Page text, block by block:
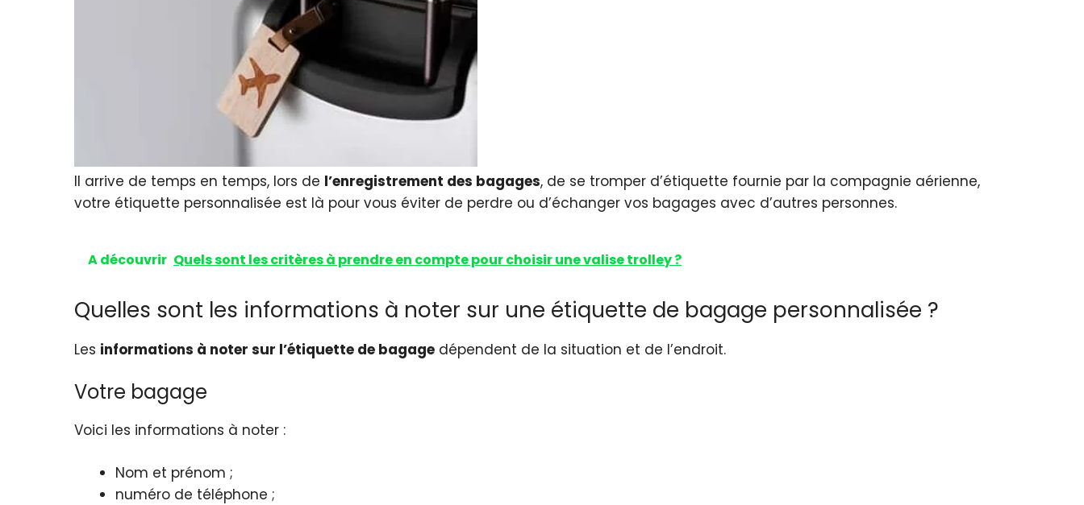
Il arrive de temps en temps, lors de l’enregistrement des bagages, de se tromper d’étiquette fournie par la compagnie aérienne,
votre étiquette personnalisée est là pour vous éviter de perdre ou d’échanger vos bagages avec d’autres personnes.
A découvrir Quels sont les critères à prendre en compte pour choisir une valise trolley ?
Quelles sont les informations à noter sur une étiquette de bagage personnalisée ?
Les informations à noter sur l’étiquette de bagage dépendent de la situation et de l’endroit.
Votre bagage
Voici les informations à noter :
Nom et prénom ;
numéro de téléphone ;